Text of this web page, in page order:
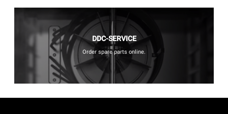
DDC-SERVICE
Order spare parts online.